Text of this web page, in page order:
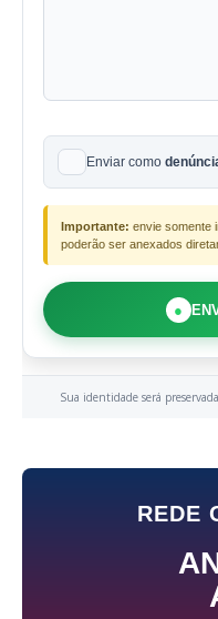
Enviar como
Importante: envie somente
poderão ser anexados
●
Sua identidade será
REDE